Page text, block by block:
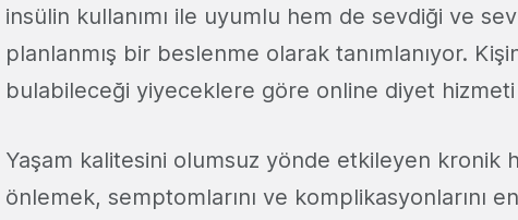
insülin kullanımı ile uyumlu hem de sevdiği ve
planlanmış bir beslenme olarak tanımlanıyor.
bulabileceği yiyeceklere göre online diyet
Yaşam kalitesini olumsuz yönde etkileyen kronik
önlemek, semptomlarını ve komplikasyonlarını